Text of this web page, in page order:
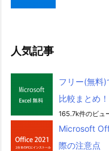
人気記事
フリー(無料)
比較まとめ！
165.7k件のビュ
Microsoft
際の注意点